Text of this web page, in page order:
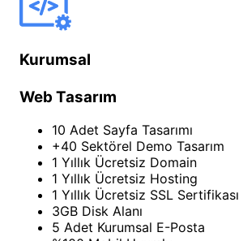
Kurumsal
Web Tasarım
10 Adet Sayfa Tasarımı
+40 Sektörel Demo Tasarım
1 Yıllık Ücretsiz Domain
1 Yıllık Ücretsiz Hosting
1 Yıllık Ücretsiz SSL Sertifikası
3GB Disk Alanı
5 Adet Kurumsal E-Posta